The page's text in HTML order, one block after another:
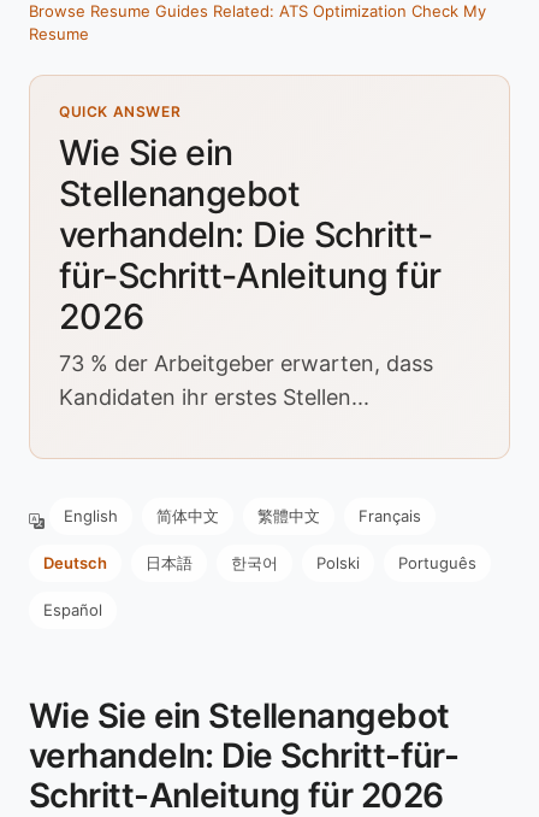
Browse Resume Guides Related: ATS Optimization Check My
Resume
QUICK ANSWER
Wie Sie ein
Stellenangebot
verhandeln: Die Schritt-
für-Schritt-Anleitung für
2026
73 % der Arbeitgeber erwarten, dass
Kandidaten ihr erstes Stellen...
English 简体中文 繁體中文 Français
Deutsch 日本語 한국어 Polski Português
Español
Wie Sie ein Stellenangebot
verhandeln: Die Schritt-für-
Schritt-Anleitung für 2026